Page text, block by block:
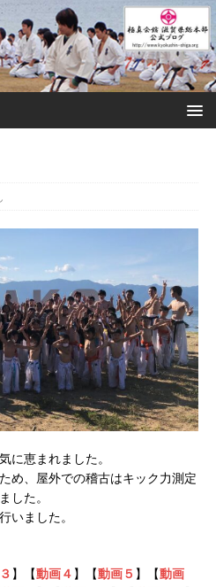
に恵まれました。
め、屋外での稽古はキック力測定
した。
いました。
】【動画４ 】【動画５ 】【動画